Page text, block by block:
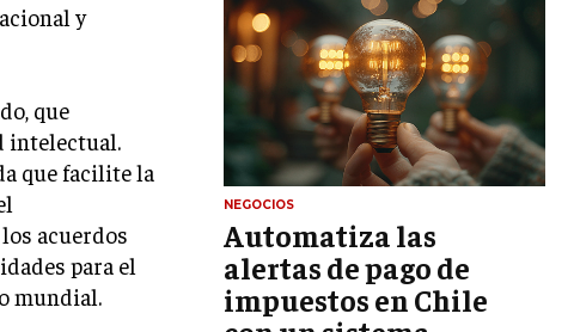
RECLUTAMIENTO Y SELECCIÓN
DESARROLLO DE PERSONAL
GESTIÓN DEL DESEMPEÑO
CULTURA Y CLIMA ORGANIZACIONAL
ÉTICA EMPRESARIAL Y
RESPONSABILIDAD SOCIAL
BLOG
y
que
intelectual.
que facilite la
acuerdos
para el
mundial.
NEGOCIOS
Automatiza las
alertas de pago de
impuestos en Chile